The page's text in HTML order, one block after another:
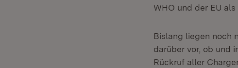
WHO und der EU
Bislang liegen noch
darüber vor, ob und
Rückruf aller